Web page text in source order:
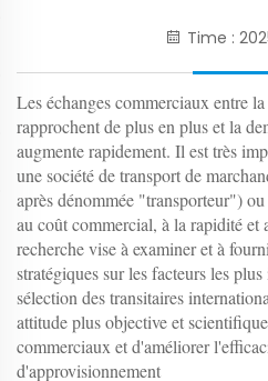
Time :
Les échanges commerciaux entre
rapprochent de plus en plus et la
augmente rapidement. Il est très
une société de transport de
après dénommée "transporteur")
au coût commercial, à la rapidité et
recherche vise à examiner et à
stratégiques sur les facteurs les
sélection des transitaires
attitude plus objective et
commerciaux et d'améliorer
d'approvisionnement